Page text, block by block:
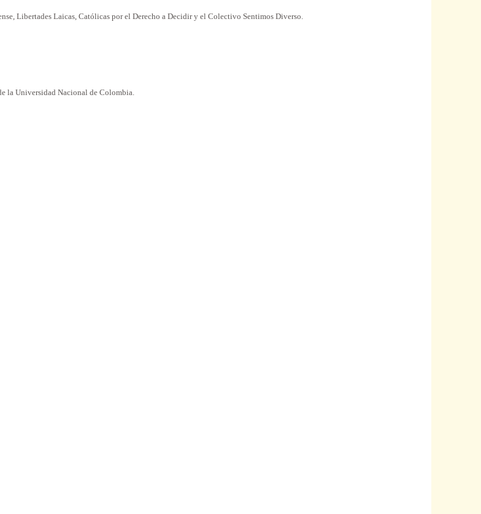
Libertades Laicas, Católicas por el Derecho a Decidir y el Colectivo Sentimos Diverso.
la Universidad Nacional de Colombia.